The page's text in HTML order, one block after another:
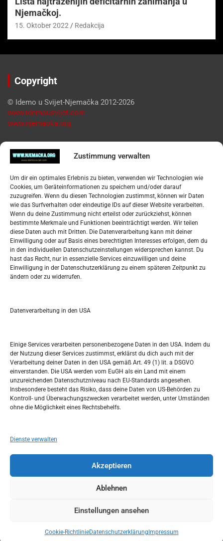
Zustimmung verwalten
Um dir ein optimales Erlebnis zu bieten, verwenden wir Technologien wie
Cookies, um Geräteinformationen zu speichern und/oder darauf
zuzugreifen. Wenn du diesen Technologien zustimmst, können wir Daten
wie das Surfverhalten oder eindeutige IDs auf dieser Website verarbeiten.
Wenn du deine Zustimmung nicht erteilst oder zurückziehst, können
bestimmte Merkmale und Funktionen beeinträchtigt werden. Wir teilen
diese Daten auch mit Dritten. Die Datenverarbeitung kann mit deiner
Einwilligung oder auf Basis eines berechtigten Interesses erfolgen, dem du
in den individuellen Datenschutzeinstellungen widersprechen kannst. Du
hast das Recht, nur in essenzielle Services einzuwilligen und deine
Einwilligung in der Datenschutzerklärung zu einem späteren Zeitpunkt zu
ändern oder zu widerrufen.
Datenverarbeitung in den USA
Einige Services verarbeiten personenbezogene Daten in den USA. Indem du
der Nutzung dieser Services zustimmst, erklärst du dich auch mit der
Verarbeitung deiner Daten in den USA gemäß Art. 49 (1) lit. a DSGVO
einverstanden. Die USA werden vom EuGH als ein Land mit einem
unzureichenden Datenschutzniveau nach EU-Standards angesehen.
Insbesondere besteht das Risiko, dass deine Daten von US-Behörden zu
Kontroll- und Überwachungszwecken verarbeitet werden, unter Umständen
ohne die Möglichkeit eines Rechtsbehelfs.
Dienste verwalten
Akzeptieren
Ablehnen
Einstellungen ansehen
Cookie-RichtlinieDatenschutzerklärung Impressum
Njemačkoj.
15. Oktober 2022 Redakcija
Copyright
© Idemo u Svijet-Njemačka 2012-2026
www.idemousvijet.com
www.njemacka.org
Pregled
Datenschutzerklärung
Widerufsbelehrung
Oglašavanje / Postavite svoj oglas
Tko je “Idemo u Svijet – Njemačka?
Pretražite stranicu:
S
SEPTEMBER 2022
M D M D F S
1 2 3
5 6 7 8 9 10 11
19 20
26 27 28 29 30
« Aug. Okt. »
Copyright © 2026Idemo u Svijet-Njemacka!
Theme by:Theme Horse Proudly Powered by: